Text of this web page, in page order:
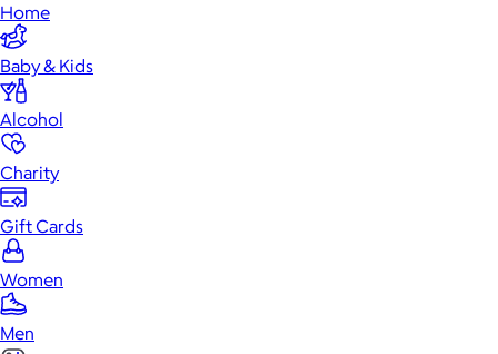
Home
Baby & Kids
Alcohol
Charity
Gift Cards
Women
Men